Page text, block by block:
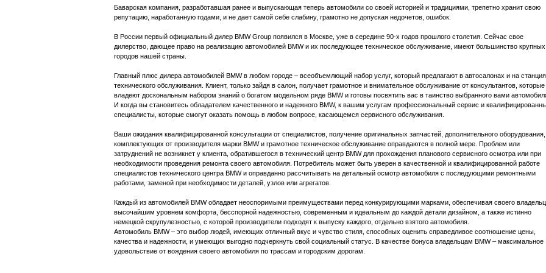
Баварская компания, разработавшая ранее и выпускающая теперь автомобили со своей историей и традициями, трепетно хранит свою
репутацию, наработанную годами, и не дает самой себе слабину, грамотно не допуская недочетов, ошибок.
В России первый официальный дилер BMW Group появился в Москве, уже в середине 90-х годов прошлого столетия. Сейчас свое
дилерство, дающее право на реализацию автомобилей BMW и их последующее техническое обслуживание, имеют большинство крупных
городов нашей страны.
Главный плюс дилера автомобилей BMW в любом городе – всеобъемлющий набор услуг, который предлагают в автосалонах и на
технического обслуживания. Клиент, только зайдя в салон, получает грамотное и внимательное обслуживание от консультантов, которые
владеют доскональным набором знаний о богатом модельном ряде BMW и готовы посвятить вас в таинство выбранного вами
И когда вы становитесь обладателем качественного и надежного BMW, к вашим услугам профессиональный сервис и
специалисты, которые смогут оказать помощь в любом вопросе, касающемся сервисного обслуживания.
Ваши ожидания квалифицированной консультации от специалистов, получение оригинальных запчастей, дополнительного оборудования,
комплектующих от производителя марки BMW и грамотное техническое обслуживание оправдаются в полной мере. Проблем или
затруднений не возникнет у клиента, обратившегося в технический центр BMW для прохождения планового сервисного осмотра или при
необходимости проведения ремонта своего автомобиля. Потребитель может быть уверен в качественной и квалифицированной работе
специалистов технического центра BMW и оправданно рассчитывать на детальный осмотр автомобиля с последующими ремонтными
работами, заменой при необходимости деталей, узлов или агрегатов.
Каждый из автомобилей BMW обладает неоспоримыми преимуществами перед конкурирующими марками, обеспечивая своего
высочайшим уровнем комфорта, бесспорной надежностью, современным и идеальным до каждой детали дизайном, а также истинно
немецкой скрупулезностью, с которой производители подходят к выпуску каждого, отдельно взятого автомобиля.
Автомобиль BMW – это выбор людей, имеющих отличный вкус и чувство стиля, способных оценить справедливое соотношение цены,
качества и надежности, и умеющих выгодно подчеркнуть свой социальный статус. В качестве бонуса владельцам BMW – максимальное
удовольствие от вождения своего автомобиля по трассам и городским дорогам.